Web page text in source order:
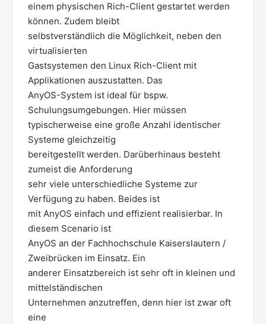
einem physischen Rich-Client gestartet werden
können. Zudem bleibt
selbstverständlich die Möglichkeit, neben den
virtualisierten
Gastsystemen den Linux Rich-Client mit
Applikationen auszustatten. Das
AnyOS-System ist ideal für bspw.
Schulungsumgebungen. Hier müssen
typischerweise eine große Anzahl identischer
Systeme gleichzeitig
bereitgestellt werden. Darüberhinaus besteht
zumeist die Anforderung
sehr viele unterschiedliche Systeme zur
Verfügung zu haben. Beides ist
mit AnyOS einfach und effizient realisierbar. In
diesem Scenario ist
AnyOS an der Fachhochschule Kaiserslautern /
Zweibrücken im Einsatz. Ein
anderer Einsatzbereich ist sehr oft in kleinen und
mittelständischen
Unternehmen anzutreffen, denn hier ist zwar oft
eine